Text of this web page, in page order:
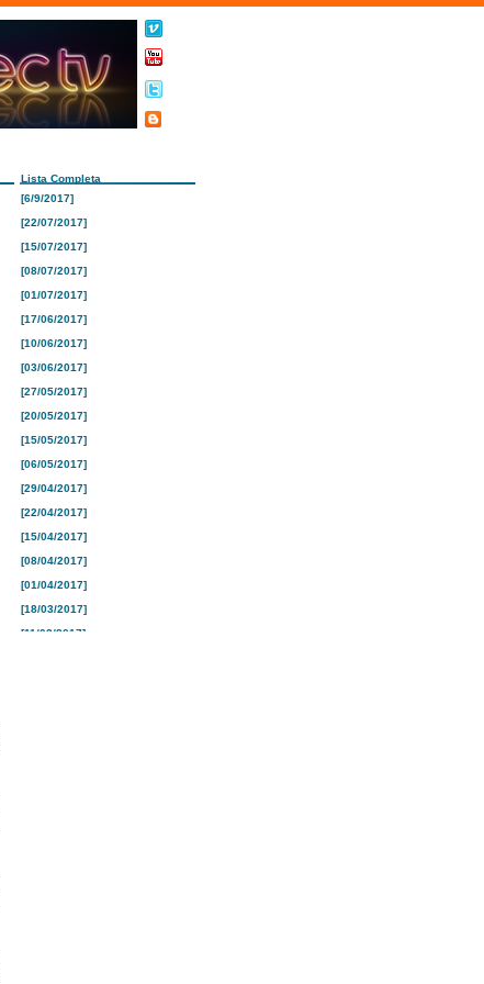
Lista Completa
[6/9/2017]
[22/07/2017]
[15/07/2017]
[08/07/2017]
[01/07/2017]
[17/06/2017]
[10/06/2017]
[03/06/2017]
[27/05/2017]
[20/05/2017]
[15/05/2017]
[06/05/2017]
[29/04/2017]
[22/04/2017]
[15/04/2017]
[08/04/2017]
[01/04/2017]
[18/03/2017]
[11/03/2017]